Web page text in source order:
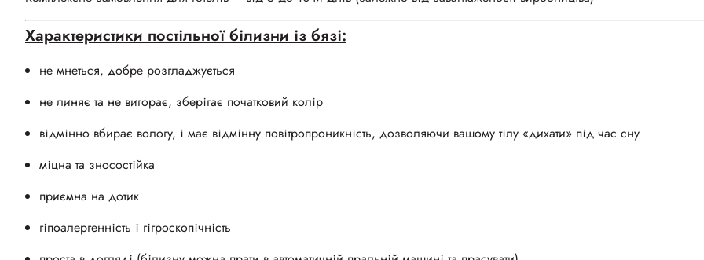
Характеристики постільної білизни із бязі:
не мнеться, добре розгладжується
не линяє та не вигорає, зберігає початковий колір
відмінно вбирає вологу, і має відмінну повітропроникність, дозволяючи вашому тілу «дихати» під час сну
міцна та зносостійка
приємна на дотик
гіпоалергенність і гігроскопічність